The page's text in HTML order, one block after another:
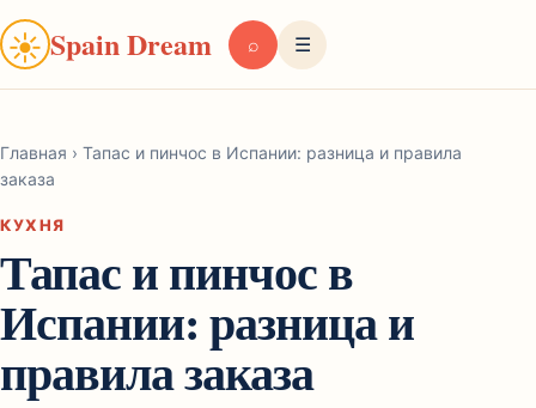
☀Spain Dream ⌕ ☰
Главная › Тапас и пинчос в Испании: разница и правила
заказа
КУХНЯ
Тапас и пинчос в
Испании: разница и
правила заказа